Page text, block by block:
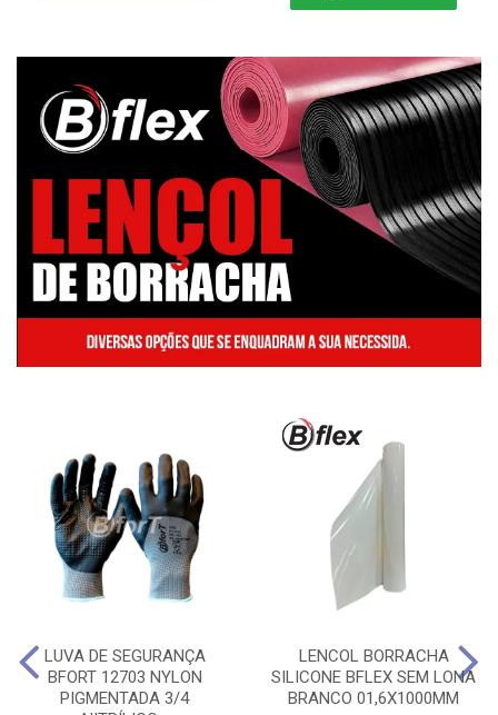
LUVA DE SEGURANÇA
BFORT 12703 NYLON
PIGMENTADA 3/4
LENCOL BORRACHA
SILICONE BFLEX SEM LONA
BRANCO 01,6X1000MM